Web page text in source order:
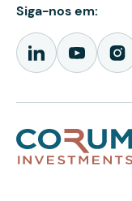
Siga-nos em: